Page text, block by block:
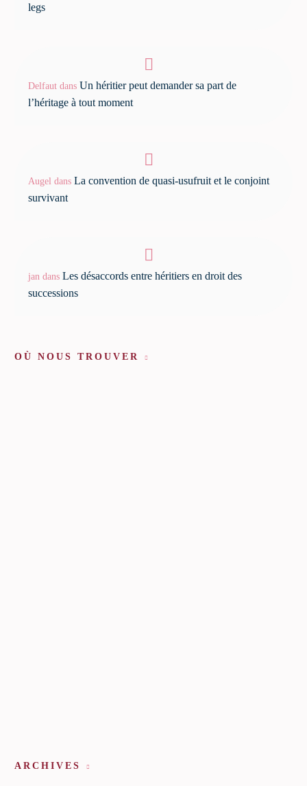
legs
Delfaut dans Un héritier peut demander sa part de
l’héritage à tout moment
Augel dans La convention de quasi-usufruit et le conjoint
survivant
jan dans Les désaccords entre héritiers en droit des
successions
OÙ NOUS TROUVER
ARCHIVES